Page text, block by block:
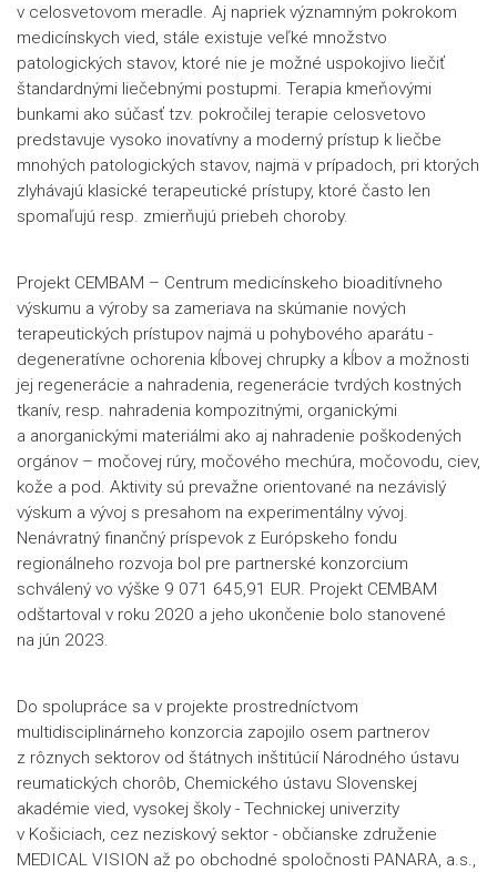
v celosvetovom meradle. Aj napriek významným pokrokom
medicínskych vied, stále existuje veľké množstvo
patologických stavov, ktoré nie je možné uspokojivo liečiť
štandardnými liečebnými postupmi. Terapia kmeňovými
bunkami ako súčasť tzv. pokročilej terapie celosvetovo
predstavuje vysoko inovatívny a moderný prístup k liečbe
mnohých patologických stavov, najmä v prípadoch, pri ktorých
zlyhávajú klasické terapeutické prístupy, ktoré často len
spomaľujú resp. zmierňujú priebeh choroby.
Projekt CEMBAM – Centrum medicínskeho bioaditívneho
výskumu a výroby sa zameriava na skúmanie nových
terapeutických prístupov najmä u pohybového aparátu -
degeneratívne ochorenia kĺbovej chrupky a kĺbov a možnosti
jej regenerácie a nahradenia, regenerácie tvrdých kostných
tkanív, resp. nahradenia kompozitnými, organickými
a anorganickými materiálmi ako aj nahradenie poškodených
orgánov – močovej rúry, močového mechúra, močovodu, ciev,
kože a pod. Aktivity sú prevažne orientované na nezávislý
výskum a vývoj s presahom na experimentálny vývoj.
Nenávratný finančný príspevok z Európskeho fondu
regionálneho rozvoja bol pre partnerské konzorcium
schválený vo výške 9 071 645,91 EUR. Projekt CEMBAM
odštartoval v roku 2020 a jeho ukončenie bolo stanovené
na jún 2023.
Do spolupráce sa v projekte prostredníctvom
multidisciplinárneho konzorcia zapojilo osem partnerov
z rôznych sektorov od štátnych inštitúcií Národného ústavu
reumatických chorôb, Chemického ústavu Slovenskej
akadémie vied, vysokej školy - Technickej univerzity
v Košiciach, cez neziskový sektor - občianske združenie
MEDICAL VISION až po obchodné spoločnosti PANARA, a.s.,